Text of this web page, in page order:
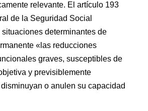
relevante. El artículo 193
de la Seguridad Social
determinantes de
«las reducciones
graves, susceptibles de
y previsiblemente
o anulen su capacidad